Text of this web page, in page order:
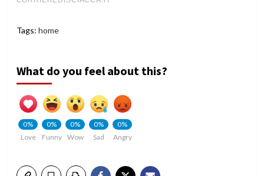
Tags: home
What do you feel about this?
0%
Love
0%
Funny
0%
Wow
0%
Sad
0%
Angry